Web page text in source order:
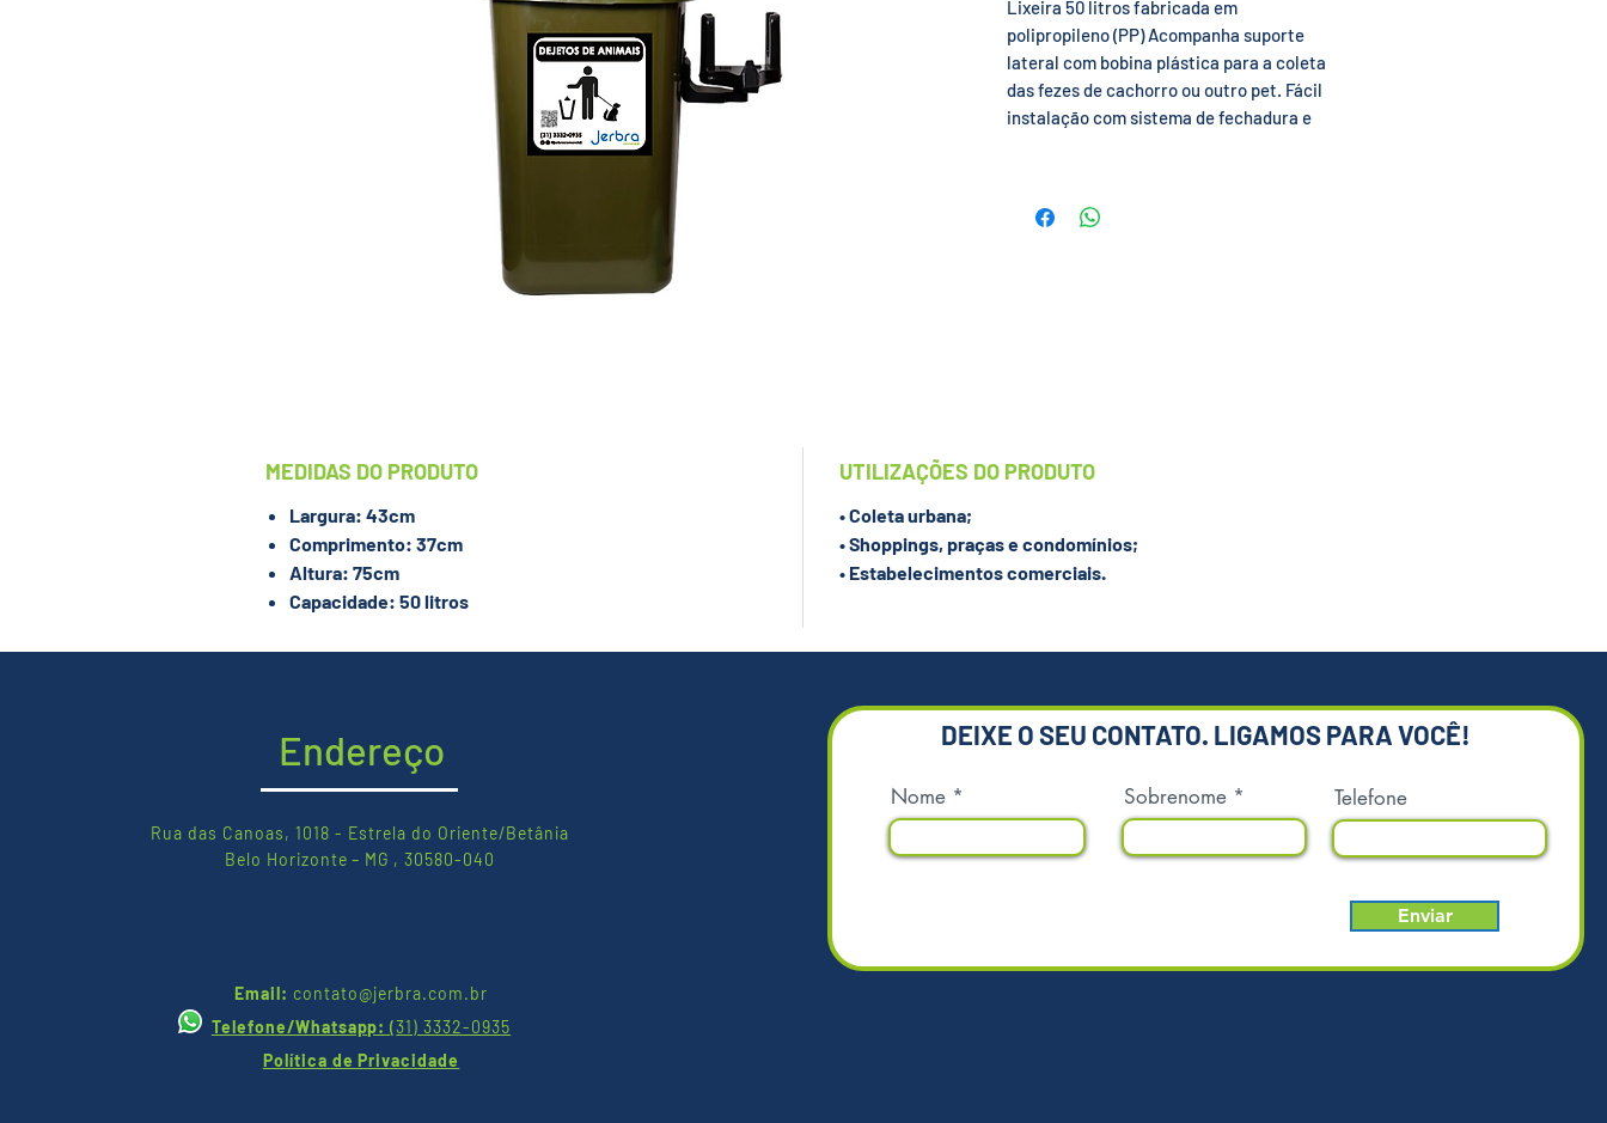
Lixeira 50 litros fabricada em
polipropileno (PP)Acompanha suporte
lateral com bobina plástica para a coleta
das fezes de cachorro ou outro pet. Fácil
instalação com sistema de fechadura e
MEDIDAS DO PRODUTO
Largura: 43cm
Comprimento: 37cm
Altura: 75cm
Capacidade: 50 litros
UTILIZAÇÕES DO PRODUTO
• Coleta urbana;
• Shoppings, praças e condomínios;
• Estabelecimentos comerciais.
Endereço
Rua das Canoas, 1018 - Estrela do Oriente/Betânia
Belo Horizonte – MG , 30580-040
Email: contato@jerbra.com.br
Telefone/Whatsapp:(31) 3332-0935
Política de Privacidade
DEIXE O SEU CONTATO. LIGAMOS PARA VOCÊ!
Nome Sobrenome Telefone
Enviar